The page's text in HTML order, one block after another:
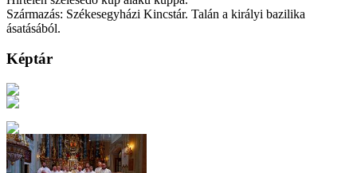
Származás: Székesegyházi Kincstár. Talán a királyi bazilika
ásatásából.
Képtár